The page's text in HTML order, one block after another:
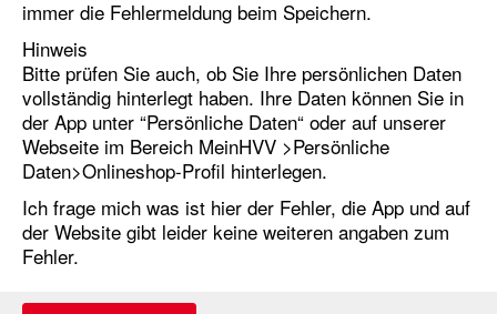
immer die Fehlermeldung beim Speichern.
Hinweis
Bitte prüfen Sie auch, ob Sie Ihre persönlichen Daten
vollständig hinterlegt haben. Ihre Daten können Sie in
der App unter “Persönliche Daten“ oder auf unserer
Webseite im Bereich MeinHVV >Persönliche
Daten>Onlineshop-Profil hinterlegen.
Ich frage mich was ist hier der Fehler, die App und auf
der Website gibt leider keine weiteren angaben zum
Fehler.